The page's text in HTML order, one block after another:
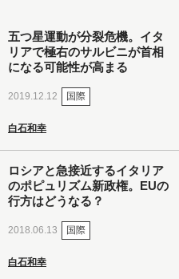
五つ星運動が分裂危機。イタ
リアで極右のサルビニが首相
になる可能性が高まる
2019.12.12 国際
白石和幸
ロシアと急接近するイタリア
のポピュリズム新政権。EUの
行方はどうなる？
2018.06.13 国際
白石和幸